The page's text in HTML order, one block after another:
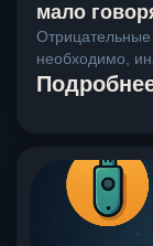
мало
необходимо,